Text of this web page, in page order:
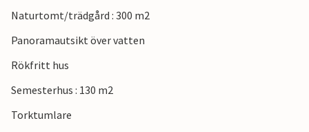
Naturtomt/trädgård : 300 m2
Panoramautsikt över vatten
Rökfritt hus
Semesterhus : 130 m2
Torktumlare